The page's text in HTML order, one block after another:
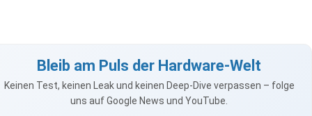
Bleib am Puls der Hardware-Welt
Keinen Test, keinen Leak und keinen Deep-Dive verpassen – folge
uns auf Google News und YouTube.